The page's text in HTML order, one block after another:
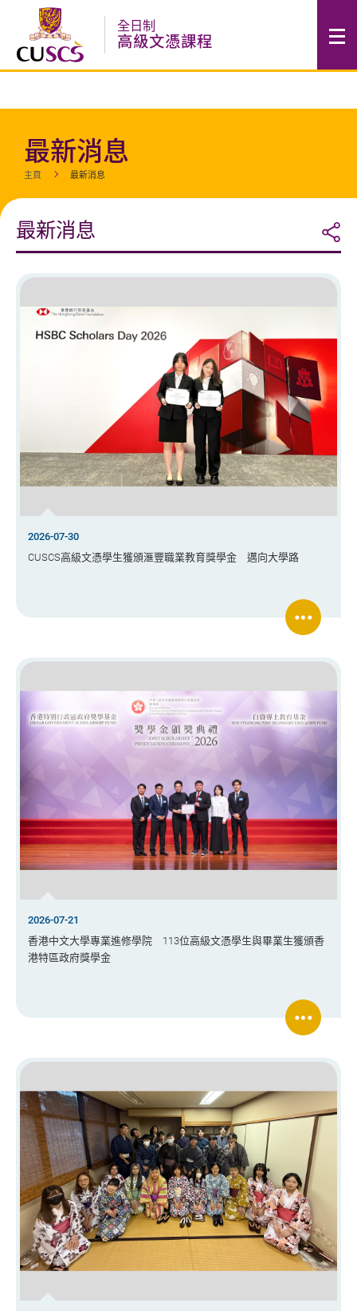
的
始
全日制
高級文憑課程
最新消息
主頁 最新消息
最新消息
2026-07-30
CUSCS高級文憑學生獲頒滙豐職業教育獎學金 邁向大學路
2026-07-21
香港中文大學專業進修學院 113位高級文憑學生與畢業生獲頒香
港特區政府獎學金